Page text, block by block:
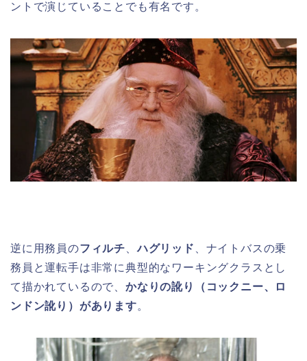
ントで演じていることでも有名です。
逆に用務員のフィルチ 、ハグリッド
、ナイトバスの乗
務員と運転手は非常に典型的なワーキングクラスとし
て描かれているので、 かなりの訛り（コックニー、ロ
ンドン訛り）があります。